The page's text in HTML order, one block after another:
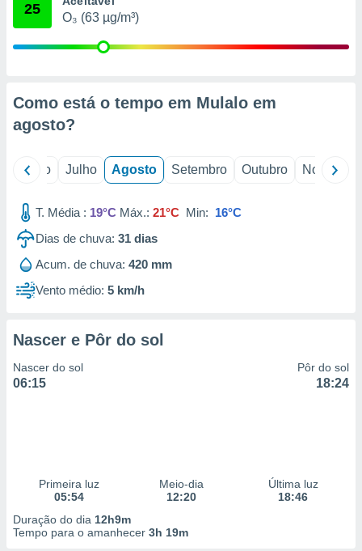
de
1199
25
O₃ (63 µg/m³)
Como está o tempo em Mulalo em
agosto?
Junho Julho Agosto Setembro Outubro Novembro
T. Média : 19°C Máx.: 21°C Min: 16°C
Dias de chuva: 31 dias
Acum. de chuva: 420 mm
Vento médio: 5 km/h
Nascer e Pôr do sol
Nascer do sol
06:15
Pôr do sol
18:24
Primeira luz
05:54
Meio-dia
12:20
Última luz
18:46
Duração do dia 12h9m
Tempo para o amanhecer 3h 19m